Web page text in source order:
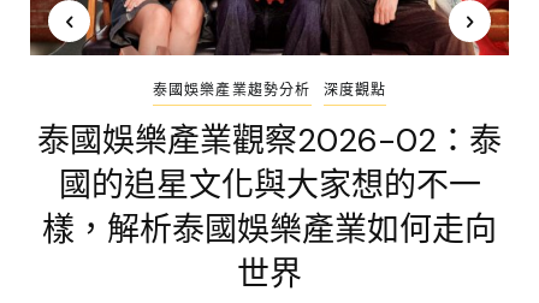
泰國娛樂產業趨勢分析 深度觀點
泰國娛樂產業觀察2026-02：泰
國的追星文化與大家想的不一
樣，解析泰國娛樂產業如何走向
世界